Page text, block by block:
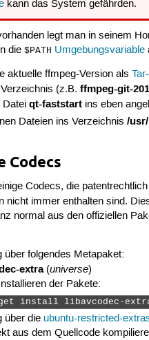
kann das System gefährden.
legt man in seinem
die$PATH Umgebungsvariable
aktuelle ffmpeg-Version als
(z.B.ffmpeg-git-
Dateiqt-faststart ins eben
Dateien ins Verzeichnis/
Codecs
Codecs, die
nicht immer enthalten sind.
normal aus den offiziellen
über folgendes Metapaket:
extra(universe)
der Pakete:
install libavcodec-
über die ubuntu-restricted-
aus dem Quellcode